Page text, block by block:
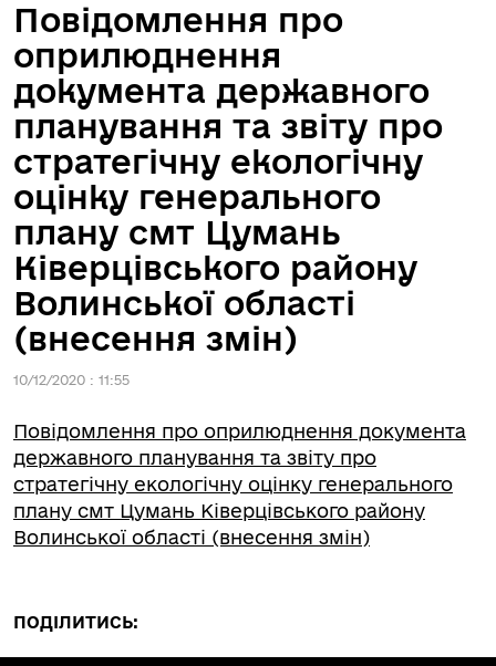
Повідомлення про
оприлюднення
документа державного
планування та звіту про
стратегічну екологічну
оцінку генерального
плану смт Цумань
Ківерцівського району
Волинської області
(внесення змін)
10/12/2020 : 11:55
Повідомлення про оприлюднення документа
державного планування та звіту про
стратегічну екологічну оцінку генерального
плану смт Цумань Ківерцівського району
Волинської області (внесення змін)
ПОДІЛИТИСЬ: